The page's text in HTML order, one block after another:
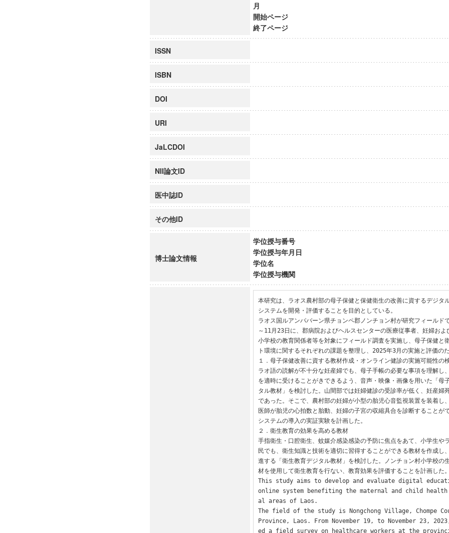
月
開始ページ
終了ページ
ISSN
ISBN
DOI
URI
JaLCDOI
NII論文ID
医中誌ID
その他ID
博士論文情報
学位授与番号
学位授与年月日
学位名
学位授与機関
本研究は、ラオス農村部の母子保健と保健衛生の改善に資するデジタ
システムを開発・評価することを目的としている。
ラオス国ルアンパバーン県チョンペ郡ノンチョン村が研究フィールド
～11月23日に、郡病院およびヘルスセンターの医療従事者、妊婦お
小学校の教育関係者等を対象にフィールド調査を実施し、母子保健と
ト環境に関するそれぞれの課題を整理し、2025年3月の実施と評価の
１．母子保健改善に資する教材作成・オンライン健診の実施可能性の
ラオ語の読解が不十分な妊産婦でも、母子手帳の必要な事項を理解し
を適時に受けることがきできるよう、音声・映像・画像を用いた「母
タル教材」を検討した。山間部では妊婦健診の受診率が低く、妊産婦
であった。そこで、農村部の妊婦が小型の胎児心音監視装置を装着し
医師が胎児の心拍数と胎動、妊婦の子宮の収縮具合を診断することが
システムの導入の実証実験を計画した。
２．衛生教育の効果を高める教材
手指衛生・口腔衛生、蚊媒介感染感染の予防に焦点をあて、小学生や
民でも、衛生知識と技術を適切に習得することができる教材を作成し
進する「衛生教育デジタル教材」を検討した。ノンチョン村小学校の
材を使用して衛生教育を行ない、教育効果を評価することを計画した
This study aims to develop and evaluate digital
online system benefiting the maternal and child
al areas of Laos.
The field of the study is Nongchong Village, Chompe
Province, Laos. From November 19, to November 23,
ed a field survey on healthcare workers at the